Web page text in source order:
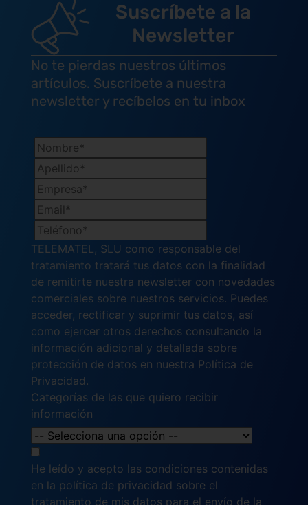
Suscríbete a la
Newsletter
No te pierdas nuestros últimos
artículos. Suscríbete a nuestra
newsletter y recíbelos en tu inbox
TELEMATEL, SLU como responsable del
tratamiento tratará tus datos con la finalidad
de remitirte nuestra newsletter con novedades
comerciales sobre nuestros servicios. Puedes
acceder, rectificar y suprimir tus datos, así
como ejercer otros derechos consultando la
información adicional y detallada sobre
protección de datos en nuestra Política de
Privacidad.
Categorías de las que quiero recibir
información
He leído y acepto las condiciones contenidas
en la política de privacidad sobre el
tratamiento de mis datos para el envío de la